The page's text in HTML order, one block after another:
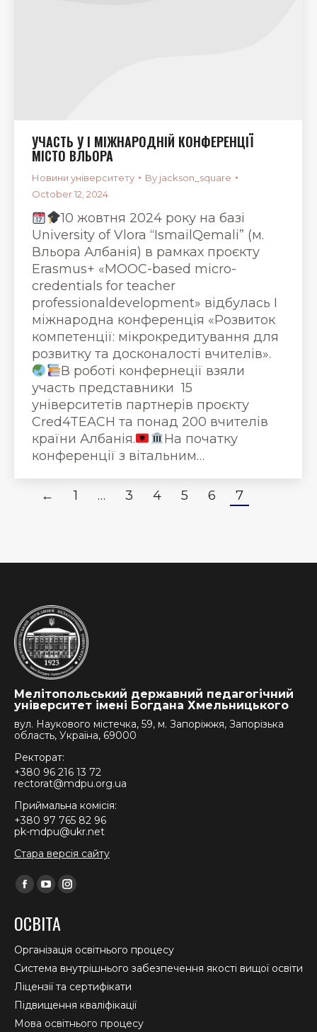
УЧАСТЬ У І МІЖНАРОДНІЙ КОНФЕРЕНЦІЇ
МІСТО ВЛЬОРА
Новини університету By jackson_square
October 12, 2024
10 жовтня 2024 року на базі
University of Vlora “IsmailQemali” (м.
Вльора Албанія) в рамках проєкту
Erasmus+ «MOOC-based micro-
credentials for teacher
professionaldevelopment» відбулась І
міжнародна конференція «Розвиток
компетенції: мікрокредитування для
розвитку та досконалості вчителів».
В роботі конфернеції взяли
участь представники 15
університетів партнерів проєкту
Cred4TEACH та понад 200 вчителів
країни Албанія.
На початку
конференції з вітальним…
← 1 … 3 4 5 6 7
Мелітопольський державний педагогічний
університет імені Богдана Хмельницького
вул. Наукового містечка, 59, м. Запоріжжя, Запорізька
область, Україна, 69000
Ректорат:
+380 96 216 13 72
rectorat@mdpu.org.ua
Приймальна комісія:
+380 97 765 82 96
pk-mdpu@ukr.net
Стара версія сайту
Find us on:
Facebook
opens
in
new
window
YouTube
opens
in
new
window
Instagram
in
new
window
ОСВІТА
Організація освітнього процесу
Система внутрішнього забезпечення якості вищої освіти
Ліцензії та сертифікати
Підвищення кваліфікації
Мова освітнього процесу